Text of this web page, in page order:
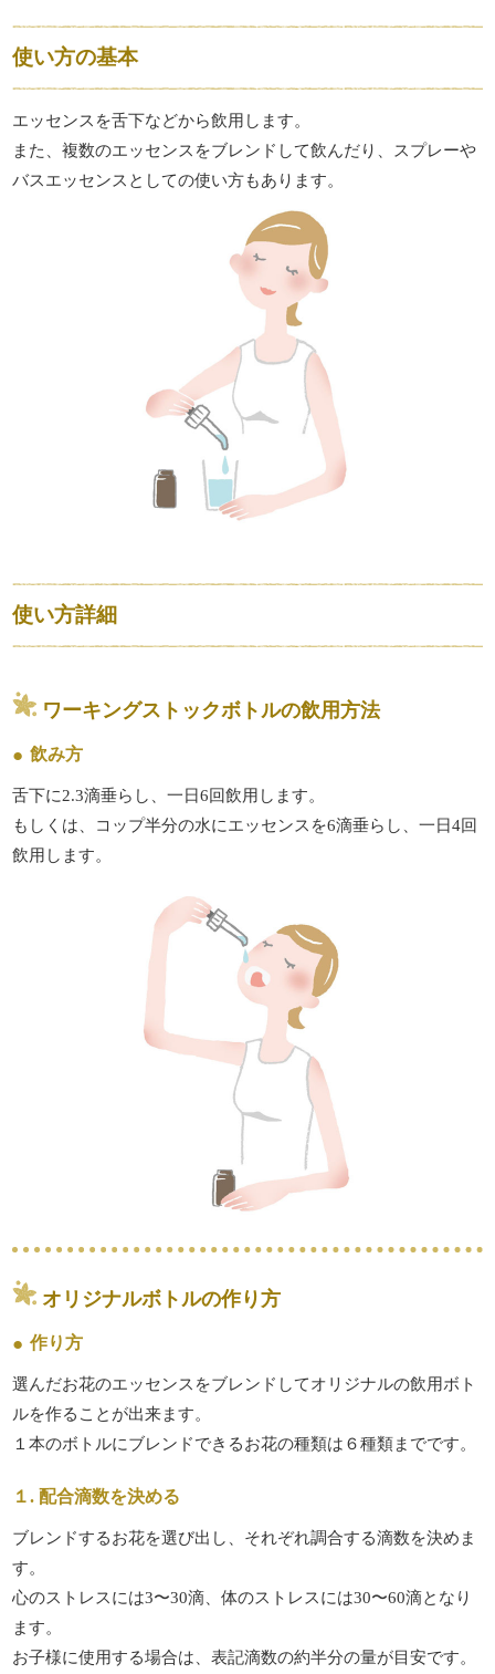
使い方の基本
エッセンスを舌下などから飲用します。
また、複数のエッセンスをブレンドして飲んだり、スプレーや
バスエッセンスとしての使い方もあります。
使い方詳細
ワーキングストックボトルの飲用方法
飲み方
舌下に2.3滴垂らし、一日6回飲用します。
もしくは、コップ半分の水にエッセンスを6滴垂らし、一日4回
飲用します。
オリジナルボトルの作り方
作り方
選んだお花のエッセンスをブレンドしてオリジナルの飲用ボト
ルを作ることが出来ます。
１本のボトルにブレンドできるお花の種類は６種類までです。
１. 配合滴数を決める
ブレンドするお花を選び出し、それぞれ調合する滴数を決めま
す。
心のストレスには3〜30滴、体のストレスには30〜60滴となり
ます。
お子様に使用する場合は、表記滴数の約半分の量が目安です。